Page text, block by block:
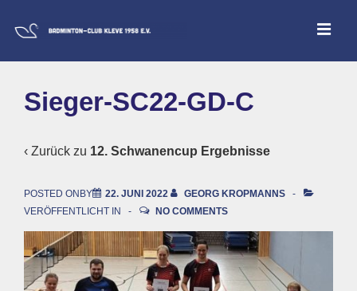
Zum
Navigation
Sieger-SC22-GD-C
‹ Zurück zu 12. Schwanencup Ergebnisse
POSTED ONBY 22. JUNI 2022
GEORG KROPMANNS
VERÖFFENTLICHT IN
NO COMMENTS